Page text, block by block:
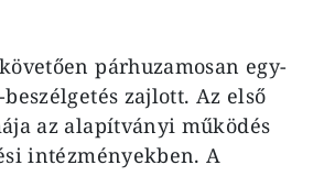
párhuzamosan egy-
zajlott. Az első
az alapítványi működés
intézményekben. A